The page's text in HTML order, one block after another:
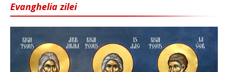
Evanghelia zilei